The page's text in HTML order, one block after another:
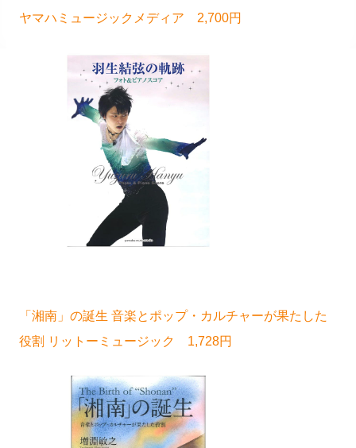
ヤマハミュージックメディア 2,700円
「湘南」の誕生 音楽とポップ・カルチャーが果たした
役割 リットーミュージック 1,728円